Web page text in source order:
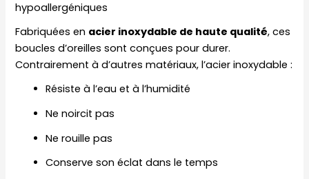
hypoallergéniques
Fabriquées en acier inoxydable de haute qualité, ces
boucles d’oreilles sont conçues pour durer.
Contrairement à d’autres matériaux, l’acier inoxydable :
Résiste à l’eau et à l’humidité
Ne noircit pas
Ne rouille pas
Conserve son éclat dans le temps